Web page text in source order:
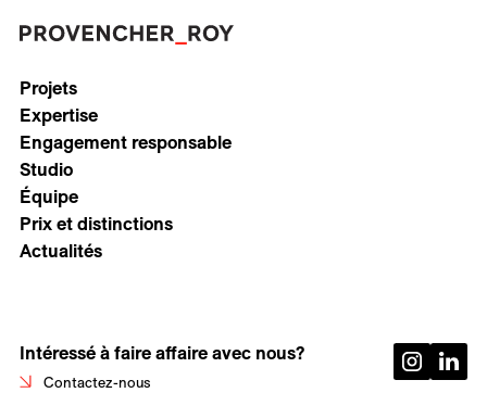
Projets
Expertise
Engagement responsable
Studio
Équipe
Prix et distinctions
Actualités
Intéressé à faire affaire avec nous?
Contactez-nous